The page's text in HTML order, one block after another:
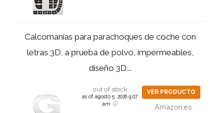
Calcomanías para parachoques de coche con
letras 3D, a prueba de polvo, impermeables,
diseño 3D...
out of stock
as of agosto 5, 2026 9:07
am
VER PRODUCTO
Amazon.es